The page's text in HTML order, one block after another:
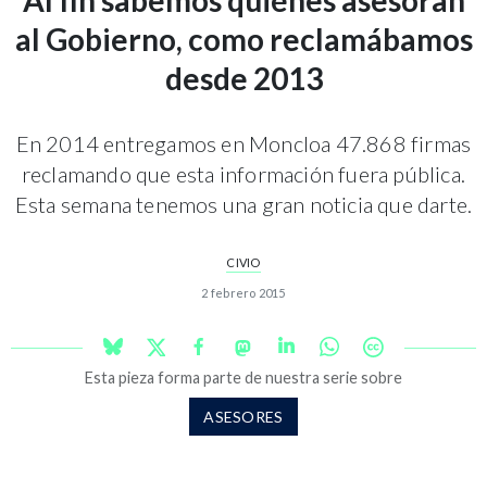
al Gobierno, como reclamábamos
desde 2013
En 2014 entregamos en Moncloa 47.868 firmas
reclamando que esta información fuera pública.
Esta semana tenemos una gran noticia que darte.
CIVIO
2 febrero 2015
Esta pieza forma parte de nuestra serie sobre
ASESORES